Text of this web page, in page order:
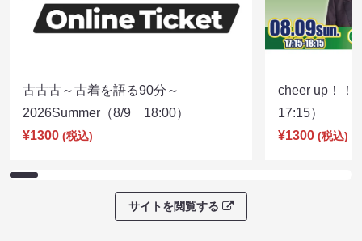
古古古～古着を語る90分～
2026Summer（8/9 18:00）
¥1300 (税込)
cheer up！
17:15）
¥1300 (税込)
サイトを閲覧する